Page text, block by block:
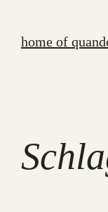
springen
home of